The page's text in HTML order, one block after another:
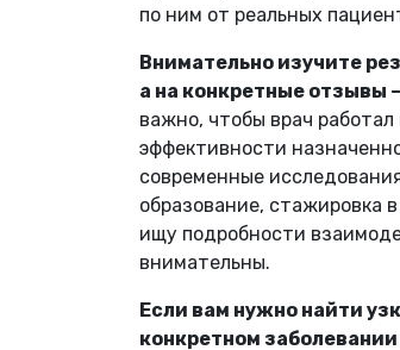
по ним от реальных
Внимательно изучите
а на конкретные отзывы
важно, чтобы врач
эффективности
современные
образование, стажировка
ищу подробности
внимательны.
Если вам нужно найти
конкретном